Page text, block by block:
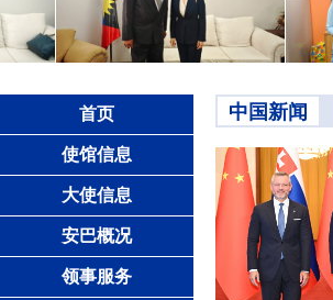
首页
使馆信息
大使信息
安巴概况
领事服务
中国新闻